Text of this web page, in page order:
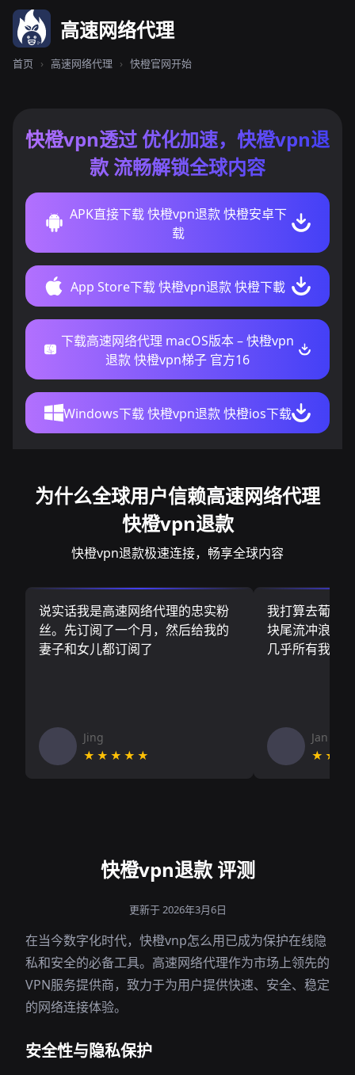
高速网络代理
首页 › 高速网络代理 › 快橙官网开始
快橙vpn透过 优化加速，快橙vpn退
款 流畅解锁全球内容
APK直接下载 快橙vpn退款 快橙安卓下
载
App Store下载 快橙vpn退款 快橙下載
下载高速网络代理 macOS版本 – 快橙vpn
退款 快橙vpn梯子 官方16
Windows下载 快橙vpn退款 快橙ios下载
为什么全球用户信赖高速网络代理
快橙vpn退款
快橙vpn退款极速连接，畅享全球内容
说实话我是高速网络代理的忠实粉
丝。先订阅了一个月，然后给我的
妻子和女儿都订阅了
Jing
★★★★★
我打算去葡萄
块尾流冲浪板
几乎所有我需
Jan V
快橙vpn退款 评测
更新于 2026年3月6日
在当今数字化时代，快橙vnp怎么用已成为保护在线隐
私和安全的必备工具。高速网络代理作为市场上领先的
VPN服务提供商，致力于为用户提供快速、安全、稳定
的网络连接体验。
安全性与隐私保护